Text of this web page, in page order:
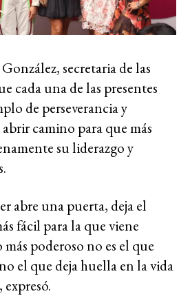
secretaria de las
cada una de las presentes
de perseverancia y
camino para que más
su liderazgo y
abre una puerta, deja el
fácil para la que viene
poderoso no es el que
el que deja huella en la vida
expresó.